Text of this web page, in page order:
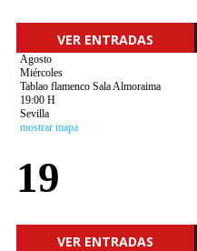
VER ENTRADAS
Agosto
Miércoles
Tablao flamenco Sala Almoraima
19:00 H
Sevilla
mostrar mapa
19
VER ENTRADAS